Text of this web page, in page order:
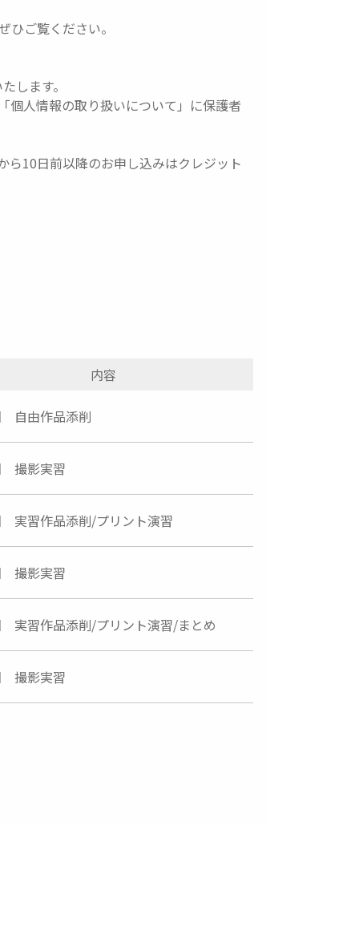
ひご覧ください。
します。
個人情報の取り扱いについて」に保護者
10日前以降のお申し込みはクレジット
内容
自由作品添削
撮影実習
実習作品添削/プリント演習
撮影実習
実習作品添削/プリント演習/まとめ
撮影実習